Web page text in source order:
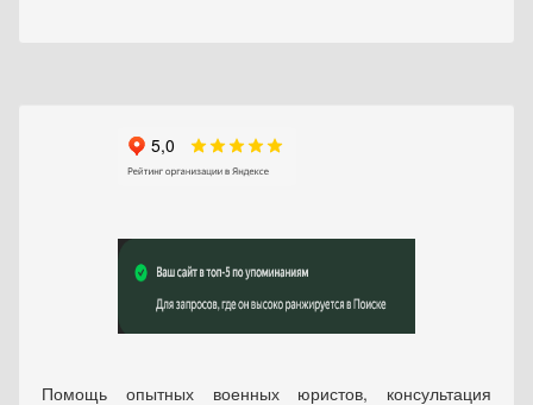
Помощь опытных военных юристов, консультация